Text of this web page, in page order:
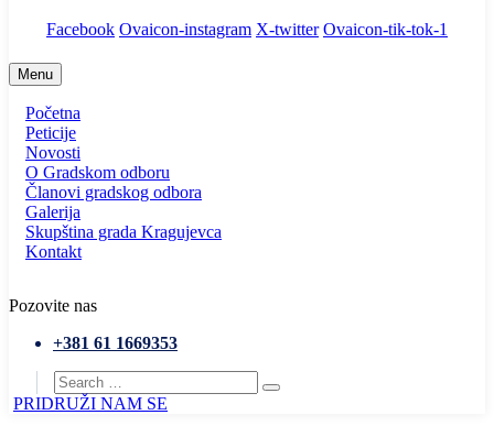
Facebook Ovaicon-instagram X-twitter Ovaicon-tik-tok-1
Menu
Početna
Peticije
Novosti
O Gradskom odboru
Članovi gradskog odbora
Galerija
Skupština grada Kragujevca
Kontakt
Pozovite nas
+381 61 1669353
PRIDRUŽI NAM SE